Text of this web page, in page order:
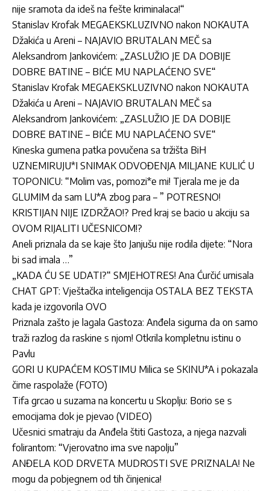
nije sramota da ideš na fešte kriminalaca!“
Stanislav Krofak MEGAEKSKLUZIVNO nakon NOKAUTA
Džakića u Areni – NAJAVIO BRUTALAN MEČ sa
Aleksandrom Jankovićem: „ZASLUŽIO JE DA DOBIJE
DOBRE BATINE – BIĆE MU NAPLAĆENO SVE“
Stanislav Krofak MEGAEKSKLUZIVNO nakon NOKAUTA
Džakića u Areni – NAJAVIO BRUTALAN MEČ sa
Aleksandrom Jankovićem: „ZASLUŽIO JE DA DOBIJE
DOBRE BATINE – BIĆE MU NAPLAĆENO SVE“
Kineska gumena patka povučena sa tržišta BiH
UZNEMIRUJU*I SNIMAK ODVOĐENJA MILJANE KULIĆ U
TOPONICU: “Molim vas, pomozi*e mi! Tjerala me je da
GLUMIM da sam LU*A zbog para – ” POTRESNO!
KRISTIJAN NIJE IZDRŽAO!? Pred kraj se bacio u akciju sa
OVOM RIJALITI UČESNICOM!?
Aneli priznala da se kaje što Janjušu nije rodila dijete: “Nora
bi sad imala …”
„KADA ĆU SE UDATI?“ SMJEHOTRES! Ana Ćurčić urnisala
CHAT GPT: Vještačka inteligencija OSTALA BEZ TEKSTA
kada je izgovorila OVO
Priznala zašto je lagala Gastoza: Anđela sigurna da on samo
traži razlog da raskine s njom! Otkrila kompletnu istinu o
Pavlu
GORI U KUPAĆEM KOSTIMU Milica se SKINU*A i pokazala
čime raspolaže (FOTO)
Tifa grcao u suzama na koncertu u Skoplju: Borio se s
emocijama dok je pjevao (VIDEO)
Učesnici smatraju da Anđela štiti Gastoza, a njega nazvali
folirantom: “Vjerovatno ima sve napolju”
ANĐELA KOD DRVETA MUDROSTI SVE PRIZNALA! Ne
mogu da pobjegnem od tih činjenica!